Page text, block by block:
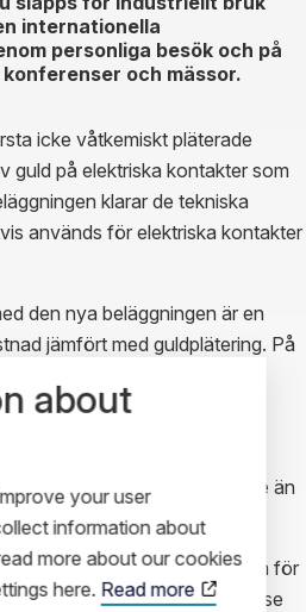
internationella
personliga besök och på
och mässor.
icke våtkemiskt pläterade
guld på elektriska kontakter som
klarar de tekniska
används för elektriska kontakter
den nya beläggningen är en
jämfört med guldplätering. På
är detta av strategisk
metod som används för
är väsentligt miljövänligare än
vid plätering av guld.
beläggningssystem för
MaxPhase. Silver MaxPhase
about
your user
information about
more about our cookies
here. Read more